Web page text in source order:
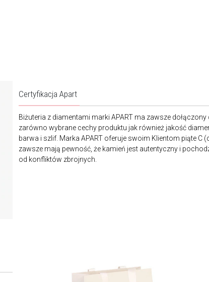
Certyfikacja Apart
Biżuteria z diamentami marki APART ma zawsze
zarówno wybrane cechy produktu jak również jakość
barwa i szlif. Marka APART oferuje swoim Klientom piąte C
zawsze mają pewność, że kamień jest autentyczny i
od konfliktów zbrojnych.